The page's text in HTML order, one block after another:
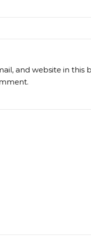
and website in this